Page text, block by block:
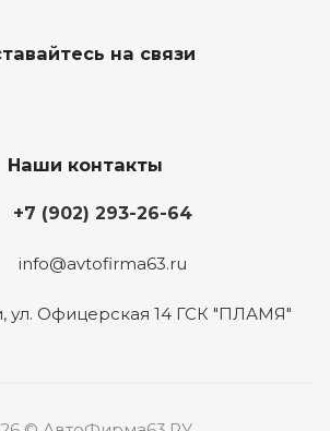
на связи
Наши контакты
+7 (902) 293-26-64
info@avtofirma63.ru
, ул. Офицерская 14 ГСК "ПЛАМЯ"